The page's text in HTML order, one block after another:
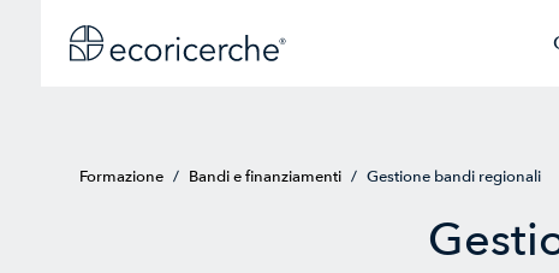
Formazione / Bandi e finanziamenti / Gestione bandi regionali